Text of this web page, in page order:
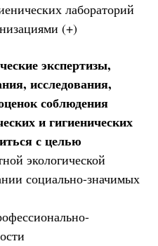
лабораторий
(+)
экспертизы,
исследования,
соблюдения
и гигиенических
с целью
экологической
социально-значимых